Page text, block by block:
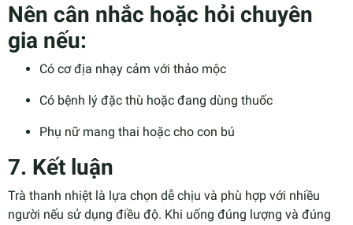
Nên cân nhắc hoặc hỏi chuyên
gia nếu:
Có cơ địa nhạy cảm với thảo mộc
Có bệnh lý đặc thù hoặc đang dùng thuốc
Phụ nữ mang thai hoặc cho con bú
7. Kết luận
Trà thanh nhiệt là lựa chọn dễ chịu và phù hợp với nhiều
người nếu sử dụng điều độ. Khi uống đúng lượng và đúng